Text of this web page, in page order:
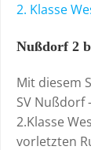
2. Klasse
Nußdorf 2
Mit diesem
SV Nußdorf
2.Klasse
vorletzten